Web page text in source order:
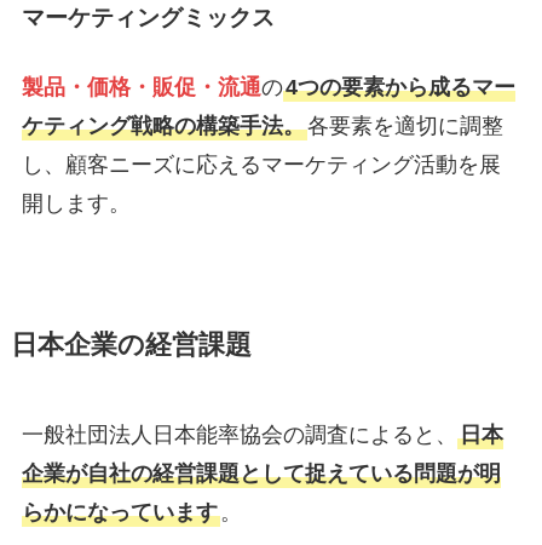
マーケティングミックス
製品・価格・販促・流通の4つの要素から成るマー
ケティング戦略の構築手法。各要素を適切に調整
し、顧客ニーズに応えるマーケティング活動を展
開します。
日本企業の経営課題
一般社団法人日本能率協会の調査によると、 日本
企業が自社の経営課題として捉えている問題が明
らかになっています。